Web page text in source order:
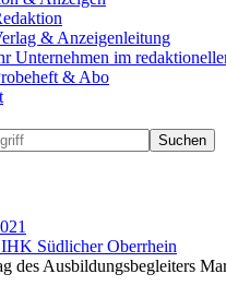
& Anzeigenleitung
Unternehmen im
& Abo
Südlicher Oberrhein
des Ausbildungsbegleiters